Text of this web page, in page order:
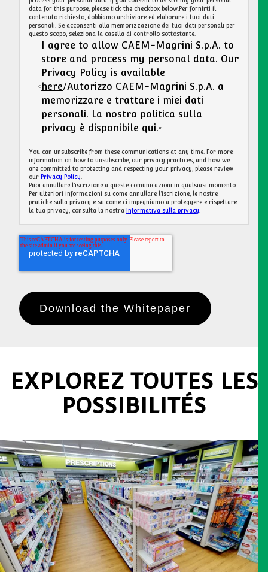
data for this purpose, please tick the checkbox below.Per fornirti il ​​
contenuto richiesto, dobbiamo archiviare ed elaborare i tuoi dati
personali. Se acconsenti alla memorizzazione dei tuoi dati personali per
questo scopo, seleziona la casella di controllo sottostante.
I agree to allow CAEM-Magrini S.p.A. to
store and process my personal data. Our
Privacy Policy is available
here/Autorizzo CAEM-Magrini S.p.A. a
memorizzare e trattare i miei dati
personali. La nostra politica sulla
privacy è disponibile qui.*
You can unsubscribe from these communications at any time. For more
information on how to unsubscribe, our privacy practices, and how we
are committed to protecting and respecting your privacy, please review
our Privacy Policy.
Puoi annullare l'iscrizione a queste comunicazioni in qualsiasi momento.
Per ulteriori informazioni su come annullare l'iscrizione, le nostre
pratiche sulla privacy e su come ci impegniamo a proteggere e rispettare
la tua privacy, consulta la nostra Informativa sulla privacy.
EXPLOREZ TOUTES LES
POSSIBILITÉS